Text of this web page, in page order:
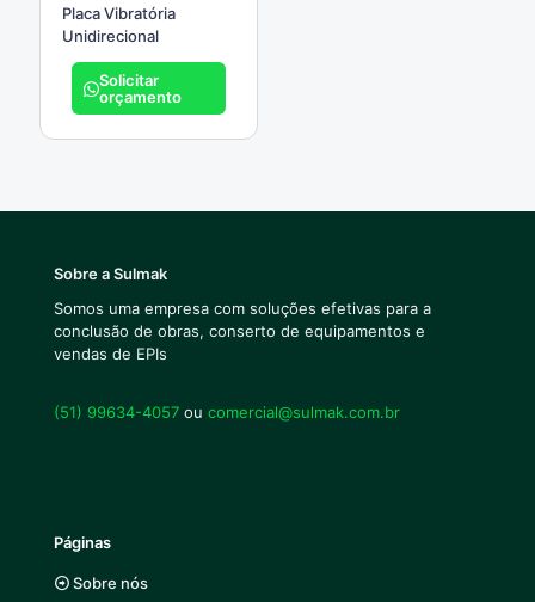
Placa Vibratória
Unidirecional
Solicitar
orçamento
Sobre a Sulmak
Somos uma empresa com soluções efetivas para a
conclusão de obras, conserto de equipamentos e
vendas de EPIs
(51) 99634-4057 ou comercial@sulmak.com.br
Páginas
Sobre nós